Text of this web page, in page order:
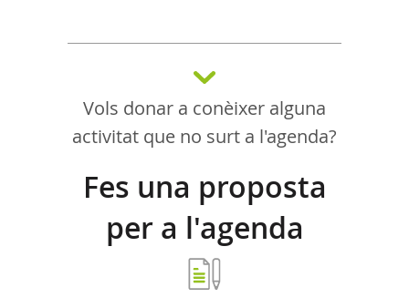
Vols donar a conèixer alguna
activitat que no surt a l'agenda?
Fes una proposta
per a l'agenda
d'activitats